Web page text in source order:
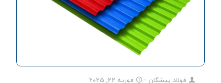
فولاد پیشگان -
فوریه 22, 2025